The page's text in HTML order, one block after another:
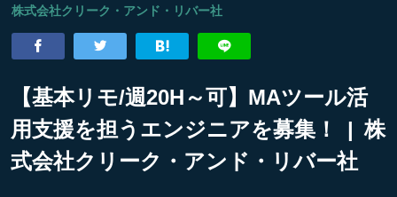
株式会社クリーク・アンド・リバー社
【基本リモ/週20H～可】MAツール活
用支援を担うエンジニアを募集！ | 株
式会社クリーク・アンド・リバー社